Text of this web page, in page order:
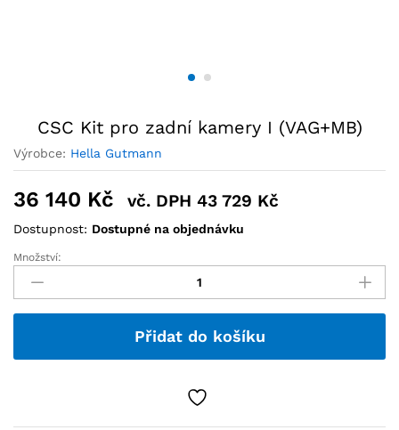
CSC Kit pro zadní kamery I (VAG+MB)
Výrobce: Hella Gutmann
36 140 Kč vč. DPH 43 729 Kč
Dostupnost: Dostupné na objednávku
Množství:
Přidat do košíku